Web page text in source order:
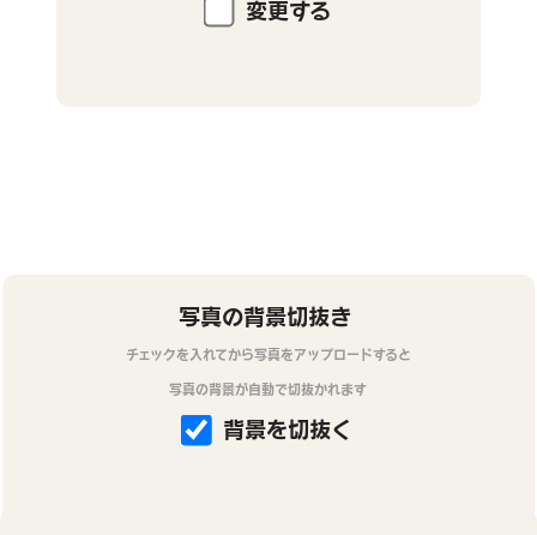
変更する
写真の背景切抜き
チェックを入れてから写真をアップロードすると
写真の背景が自動で切抜かれます
背景を切抜く